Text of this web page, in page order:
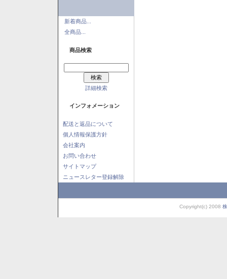
新着商品...
全商品...
商品検索
詳細検索
インフォメーション
配送と返品について
個人情報保護方針
会社案内
お問い合わせ
サイトマップ
ニュースレター登録解除
Copyright(c) 2008